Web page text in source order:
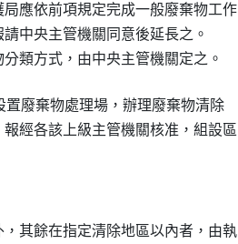
應依前項規定完成一般廢棄物工作
中央主管機關同意後延長之。
廢棄物處理場，辦理廢棄物清除
經各該上級主管機關核准，組設區
其餘在指定清除地區以內者，由執